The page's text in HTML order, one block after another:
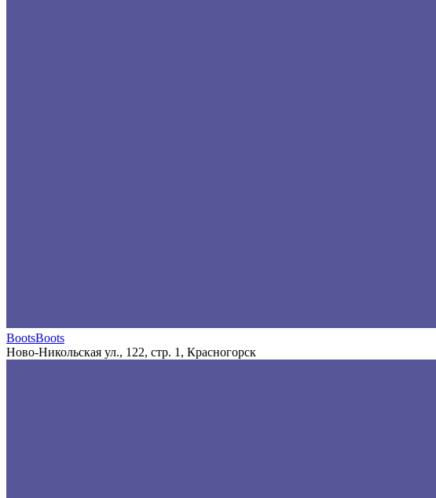
BootsBoots
Ново-Никольская ул., 122, стр. 1, Красногорск